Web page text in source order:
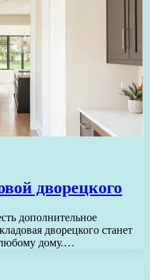
дворецкого
дополнительное
дворецкого станет
дому.…